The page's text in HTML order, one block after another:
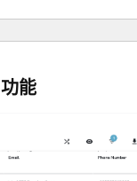
功能